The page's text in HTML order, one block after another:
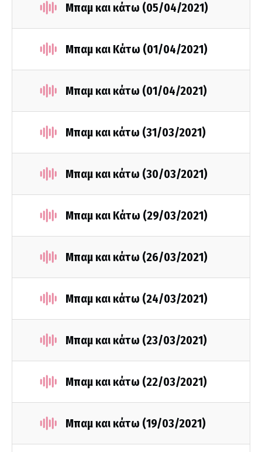
Μπαμ και κάτω (05/04/2021)
Μπαμ και Κάτω (01/04/2021)
Μπαμ και κάτω (01/04/2021)
Μπαμ και κάτω (31/03/2021)
Μπαμ και κάτω (30/03/2021)
Μπαμ και Κάτω (29/03/2021)
Μπαμ και κάτω (26/03/2021)
Μπαμ και κάτω (24/03/2021)
Μπαμ και κάτω (23/03/2021)
Μπαμ και κάτω (22/03/2021)
Μπαμ και κάτω (19/03/2021)